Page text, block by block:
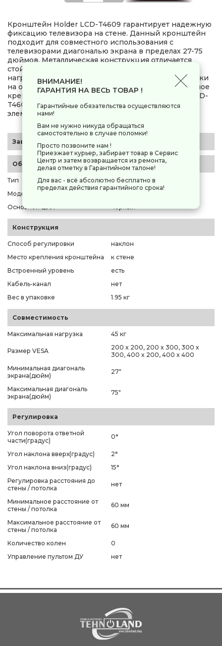
Кронштейн Holder LCD-T4609 гарантирует надежную
фиксацию телевизора на стене. Данный кронштейн
подходит для совместного использования с
телевизорами диагональю экрана в пределах 27-75
дюймов. Металлическая конструкция отличается
стойкостью к повреждениям и рассчитана на
нагрузку до 60 кг. С помощью специальной защелки
на опорной пластине достигается быстрое и прочное
крепление. В комплекте с кронштейном Holder LCD-
T4609 поставляются все необходимые крепежные
элементы и инструкция для удобства монтажа.
Заводские данные
Общие параметры
Тип
кронштейн для ТВ
Модель
Holder LCD-T4609
Основной цвет
Конструкция
Способ регулировки
наклон
Место крепления кронштейна
к стене
Встроенный уровень
есть
Кабель-канал
нет
Вес в упаковке
1.95 кг
Совместимость
Максимальная нагрузка 45 кг
Размер VESA
200 x 200, 200 x 300, 300 x
300, 400 x 200, 400 x 400
Минимальная диагональ
экрана(дюйм)
27"
Максимальная диагональ
экрана(дюйм)
75"
Регулировка
Угол поворота ответной
части(градус)
0°
Угол наклона вверх(градус)
2°
Угол наклона вниз(градус)
15°
Регулировка расстояния до
стены / потолка
нет
Минимальное расстояние от
стены / потолка
60 мм
Максимальное расстояние от
стены / потолка
60 мм
Количество колен
0
Управление пультом ДУ
нет
ВНИМАНИЕ!
ГАРАНТИЯ НА ВЕСЬ ТОВАР !
Гарантийные обязательства осуществляются
нами!
Вам не нужно никуда обращаться
самостоятельно в случае поломки!
Просто позвоните нам !
Приезжает курьер, забирает товар в Сервис
Центр и затем возвращается из ремонта,
делая отметку в Гарантийном талоне!
Для вас - всё абсолютно бесплатно в
пределах действия гарантийного срока!